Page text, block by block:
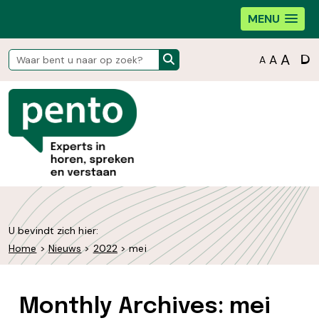
MENU
A A A D
U bevindt zich hier:
Home>Nieuws>2022 >mei
Monthly Archives: mei